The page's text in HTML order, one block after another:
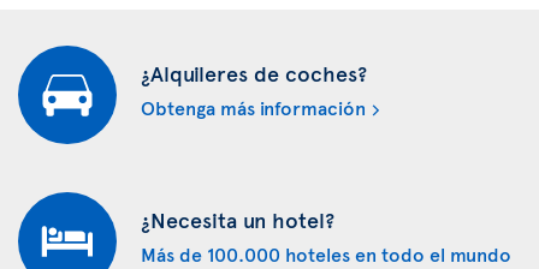
¿Alquileres de coches?
Obtenga más información
¿Necesita un hotel?
Más de 100.000 hoteles en todo el mundo